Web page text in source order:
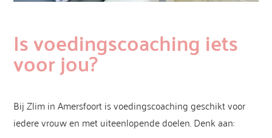
Is voedingscoaching iets
voor jou?
Bij Zlim in Amersfoort is voedingscoaching geschikt voor
iedere vrouw en met uiteenlopende doelen. Denk aan: